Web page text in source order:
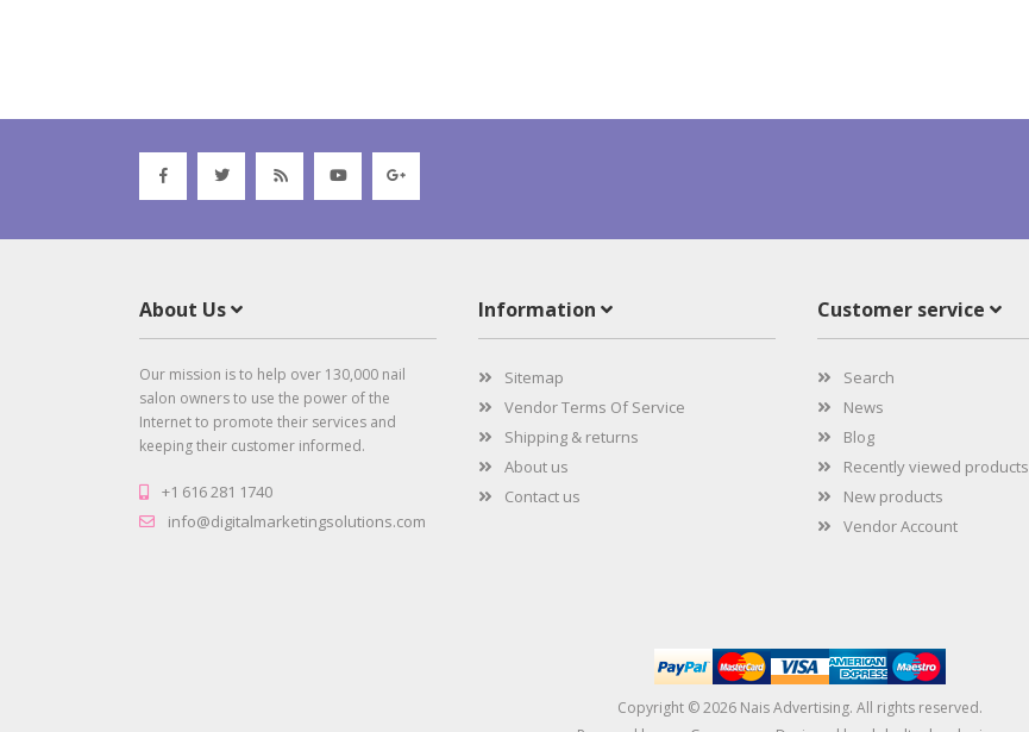
About Us
Our mission is to help over 130,000 nail
salon owners to use the power of the
Internet to promote their services and
keeping their customer informed.
+1 616 281 1740
info@digitalmarketingsolutions.com
Information
Sitemap
Vendor Terms Of Service
Shipping & returns
About us
Contact us
Customer service
Search
News
Blog
Recently viewed products
New products
Vendor Account
Copyright © 2026 Nais Advertising. All rights reserved.